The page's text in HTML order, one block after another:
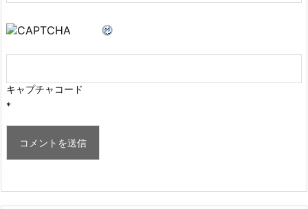
キャプチャコード
*